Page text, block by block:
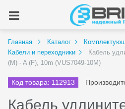
Главная Каталог
Кабели и переходники
Кабель
(M) - A (F), 10m (VUS7049-10M)
Код товара: 112913
Кабель